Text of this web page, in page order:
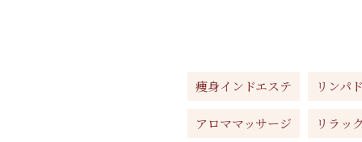
痩身インドエステ リンパ
アロママッサージ リラッ